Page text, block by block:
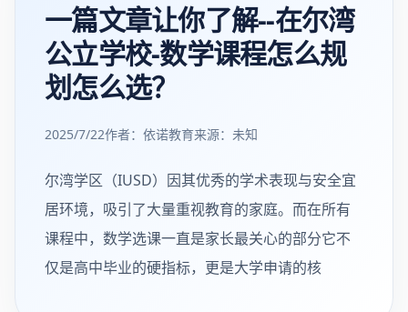
一篇文章让你了解--在尔湾
公立学校-数学课程怎么规
划怎么选？
2025/7/22作者：依诺教育来源： 未知
尔湾学区（IUSD）因其优秀的学术表现与安全宜
居环境，吸引了大量重视教育的家庭。而在所有
课程中，数学选课一直是家长最关心的部分它不
仅是高中毕业的硬指标，更是大学申请的核